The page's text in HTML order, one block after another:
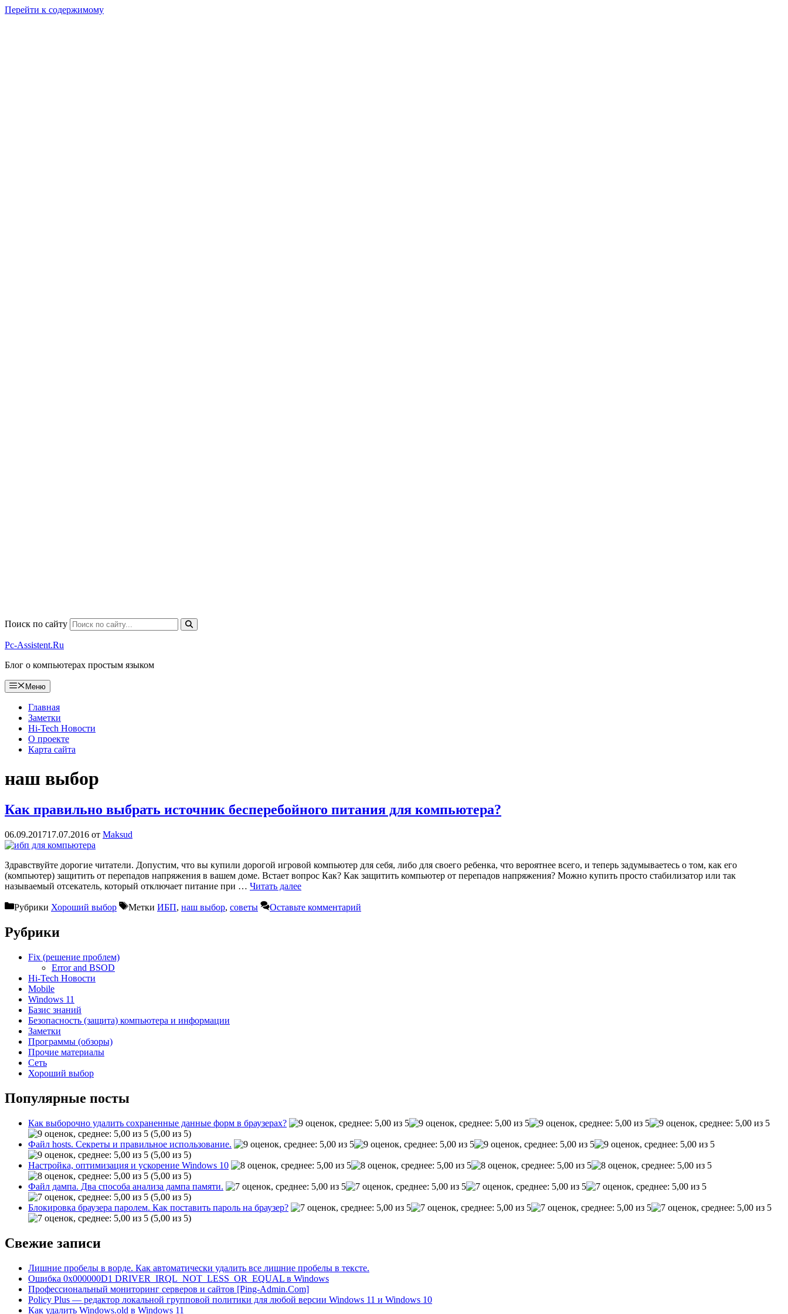
Перейти к содержимому
Поиск по сайту
Pc-Assistent.Ru
Блог о компьютерах простым языком
Меню
Главная
Заметки
Hi-Tech Новости
О проекте
Карта сайта
наш выбор
Как правильно выбрать источник бесперебойного питания для компьютера?
06.09.201717.07.2016 от Maksud
Здравствуйте дорогие читатели. Допустим, что вы купили дорогой игровой компьютер для себя, либо для своего ребенка, что вероятнее всего, и теперь задумываетесь о том, как его
(компьютер) защитить от перепадов напряжения в вашем доме. Встает вопрос Как? Как защитить компьютер от перепадов напряжения? Можно купить просто стабилизатор или так
называемый отсекатель, который отключает питание при … Читать далее
Рубрики Хороший выбор Метки ИБП, наш выбор, советы Оставьте комментарий
Рубрики
Fix (решение проблем)
Error and BSOD
Hi-Tech Новости
Mobile
Windows 11
Базис знаний
Безопасность (защита) компьютера и информации
Заметки
Программы (обзоры)
Прочие материалы
Сеть
Хороший выбор
Популярные посты
Как выборочно удалить сохраненные данные форм в браузерах?
(5,00 из 5)
Файл hosts. Секреты и правильное использование.
(5,00 из 5)
Настройка, оптимизация и ускорение Windows 10
(5,00 из 5)
Файл дампа. Два способа анализа дампа памяти.
(5,00 из 5)
Блокировка браузера паролем. Как поставить пароль на браузер?
(5,00 из 5)
Свежие записи
Лишние пробелы в ворде. Как автоматически удалить все лишние пробелы в тексте.
Ошибка 0x000000D1 DRIVER_IRQL_NOT_LESS_OR_EQUAL в Windows
Профессиональный мониторинг серверов и сайтов [Ping-Admin.Com]
Policy Plus — редактор локальной групповой политики для любой версии Windows 11 и Windows 10
Как удалить Windows.old в Windows 11